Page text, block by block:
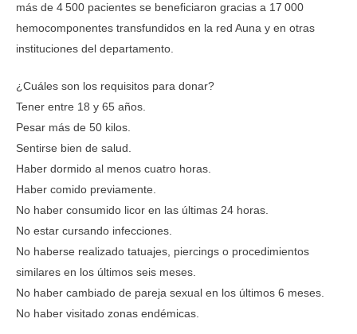
más de 4 500 pacientes se beneficiaron gracias a 17 000
hemocomponentes transfundidos en la red Auna y en otras
instituciones del departamento.
¿Cuáles son los requisitos para donar?
Tener entre 18 y 65 años.
Pesar más de 50 kilos.
Sentirse bien de salud.
Haber dormido al menos cuatro horas.
Haber comido previamente.
No haber consumido licor en las últimas 24 horas.
No estar cursando infecciones.
No haberse realizado tatuajes, piercings o procedimientos
similares en los últimos seis meses.
No haber cambiado de pareja sexual en los últimos 6 meses.
No haber visitado zonas endémicas.